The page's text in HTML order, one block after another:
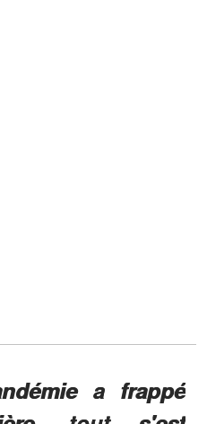
a frappé